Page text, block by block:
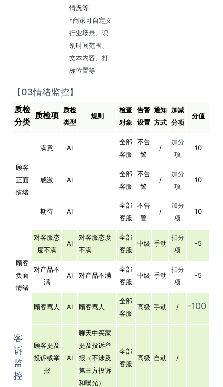
情况等
*商家可自定义
行业场景、识
别时间范围、
文本内容、打
标位置等
【03情绪监控】
质检
分类
质检项
质检
类型
规则
检查
对象
告警
设置
通知
方式
加减
分项
分值
顾客
正面
情绪
满意 AI
全部
客服
不告
警
/
加分
项
10
感激 AI
全部
客服
不告
警
/
加分
项
10
期待 AI
全部
客服
不告
警
/
加分
项
10
顾客
负面
情绪
对客服态
度不满
AI
对客服态度
不满
全部
客服
中级 手动
扣分
项
-5
对产品不
满
AI 对产品不满
全部
客服
中级 手动
扣分
项
-5
顾客骂人 AI 顾客骂人
全部
客服
高级 手动 / -100
客
诉
监
控
顾客提及
投诉或举
报
AI
聊天中买家
提及投诉举
报（不涉及
第三方投诉
和曝光）
全部
客服
高级 自动 /